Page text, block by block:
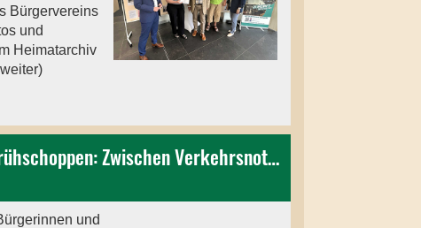
Bürgervereins
und
Heimatarchiv
Fischelner Bürgerfrühschoppen: Zwischen Verkehrsnot und Zukunftsvisionen
und